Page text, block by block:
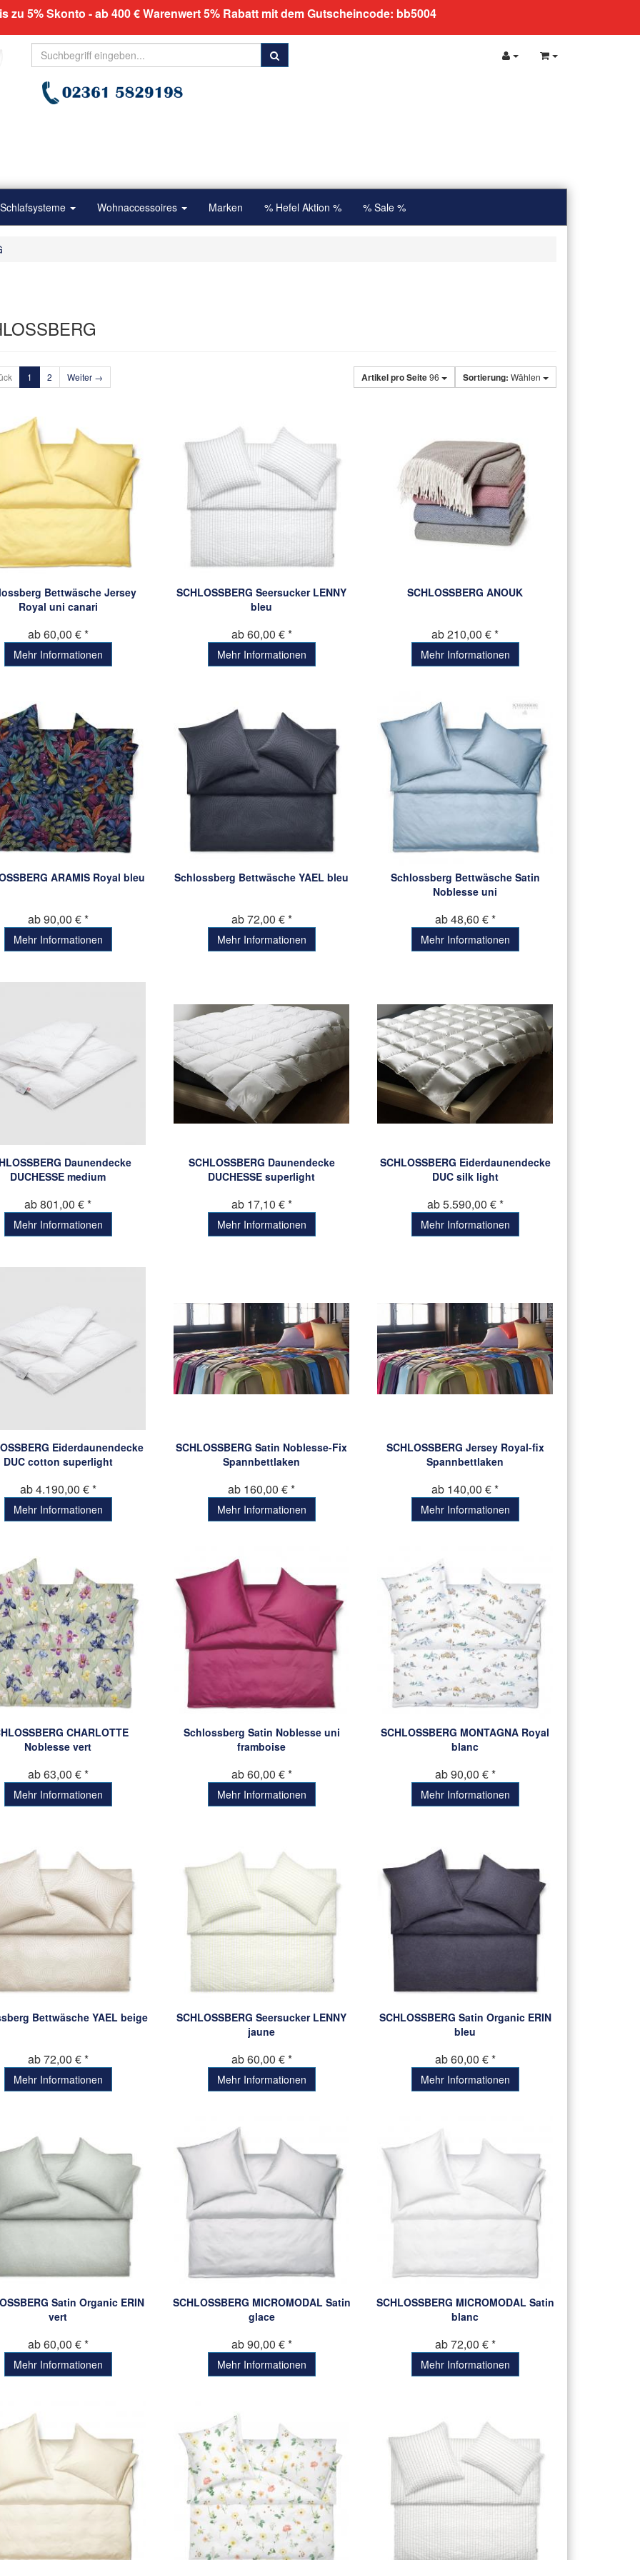
Schlafsysteme Wohnaccessoires Marken % Hefel Aktion % % Sale %
1 2 Weiter → Sortierung: Wählen
Artikel pro Seite96
Bettwäsche Jersey
Royal uni canari
ab 60,00 € *
Mehr Informationen
SCHLOSSBERG Seersucker LENNY
bleu
ab 60,00 € *
Mehr Informationen
SCHLOSSBERG ANOUK
ab 210,00 € *
Mehr Informationen
ARAMIS Royal bleu
ab 90,00 € *
Mehr Informationen
Schlossberg Bettwäsche YAEL bleu
ab 72,00 € *
Mehr Informationen
Schlossberg Bettwäsche Satin
Noblesse uni
ab 48,60 € *
Mehr Informationen
Daunendecke
DUCHESSE medium
ab 801,00 € *
Mehr Informationen
SCHLOSSBERG Daunendecke
DUCHESSE superlight
ab 17,10 € *
Mehr Informationen
SCHLOSSBERG Eiderdaunendecke
DUC silk light
ab 5.590,00 € *
Mehr Informationen
Eiderdaunendecke
DUC cotton superlight
ab 4.190,00 € *
Mehr Informationen
SCHLOSSBERG Satin Noblesse-Fix
Spannbettlaken
ab 160,00 € *
Mehr Informationen
SCHLOSSBERG Jersey Royal-fix
Spannbettlaken
ab 140,00 € *
Mehr Informationen
CHARLOTTE
Noblesse vert
ab 63,00 € *
Mehr Informationen
Schlossberg Satin Noblesse uni
framboise
ab 60,00 € *
Mehr Informationen
SCHLOSSBERG MONTAGNA Royal
blanc
ab 90,00 € *
Mehr Informationen
Bettwäsche YAEL beige
ab 72,00 € *
Mehr Informationen
SCHLOSSBERG Seersucker LENNY
jaune
ab 60,00 € *
Mehr Informationen
SCHLOSSBERG Satin Organic ERIN
bleu
ab 60,00 € *
Mehr Informationen
Satin Organic ERIN
vert
ab 60,00 € *
Mehr Informationen
SCHLOSSBERG MICROMODAL Satin
glace
ab 90,00 € *
Mehr Informationen
SCHLOSSBERG MICROMODAL Satin
blanc
ab 72,00 € *
Mehr Informationen
zu 5% Skonto - ab 400 € Warenwert 5% Rabatt mit dem Gutscheincode: bb5004